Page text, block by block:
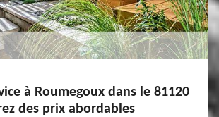
à Roumegoux dans le 81120
des prix abordables